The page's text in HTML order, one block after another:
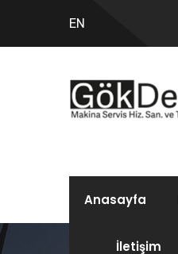
EN
Anasayfa
İletişim